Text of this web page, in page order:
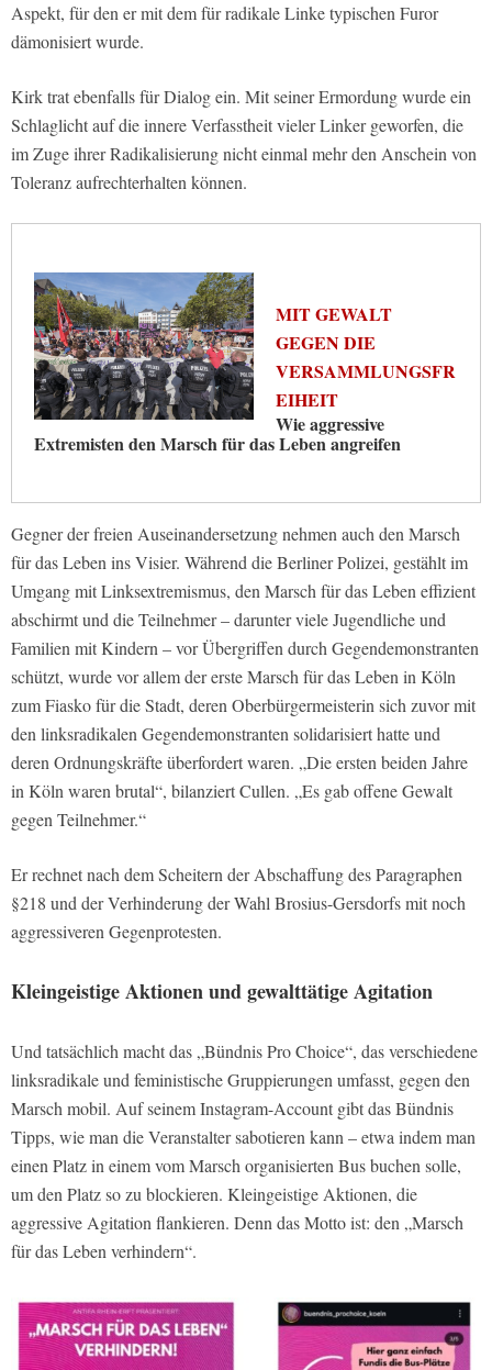
Aspekt, für den er mit dem für radikale Linke typischen Furor
dämonisiert wurde.
Kirk trat ebenfalls für Dialog ein. Mit seiner Ermordung wurde ein
Schlaglicht auf die innere Verfasstheit vieler Linker geworfen, die
im Zuge ihrer Radikalisierung nicht einmal mehr den Anschein von
Toleranz aufrechterhalten können.
MIT GEWALT
GEGEN DIE
VERSAMMLUNGSFR
EIHEIT
Wie aggressive
Extremisten den Marsch für das Leben angreifen
Gegner der freien Auseinandersetzung nehmen auch den Marsch
für das Leben ins Visier. Während die Berliner Polizei, gestählt im
Umgang mit Linksextremismus, den Marsch für das Leben effizient
abschirmt und die Teilnehmer – darunter viele Jugendliche und
Familien mit Kindern – vor Übergriffen durch Gegendemonstranten
schützt, wurde vor allem der erste Marsch für das Leben in Köln
zum Fiasko für die Stadt, deren Oberbürgermeisterin sich zuvor mit
den linksradikalen Gegendemonstranten solidarisiert hatte und
deren Ordnungskräfte überfordert waren. „Die ersten beiden Jahre
in Köln waren brutal“, bilanziert Cullen. „Es gab offene Gewalt
gegen Teilnehmer.“
Er rechnet nach dem Scheitern der Abschaffung des Paragraphen
§218 und der Verhinderung der Wahl Brosius-Gersdorfs mit noch
aggressiveren Gegenprotesten.
Kleingeistige Aktionen und gewalttätige Agitation
Und tatsächlich macht das „Bündnis Pro Choice“, das verschiedene
linksradikale und feministische Gruppierungen umfasst, gegen den
Marsch mobil. Auf seinem Instagram-Account gibt das Bündnis
Tipps, wie man die Veranstalter sabotieren kann – etwa indem man
einen Platz in einem vom Marsch organisierten Bus buchen solle,
um den Platz so zu blockieren. Kleingeistige Aktionen, die
aggressive Agitation flankieren. Denn das Motto ist: den „Marsch
für das Leben verhindern“.